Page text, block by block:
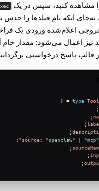
را مشاهده کنید، سپس در یک
به‌جای آنکه نام فیلدها را حدس
اعلام‌شده ورودی یک
نیز اعمال می‌شود: مقدار خام
قالب پاسخ درخواستی
type
= {
;
;
;
;
source: "openclaw" | "mcp"
;
;
;
;